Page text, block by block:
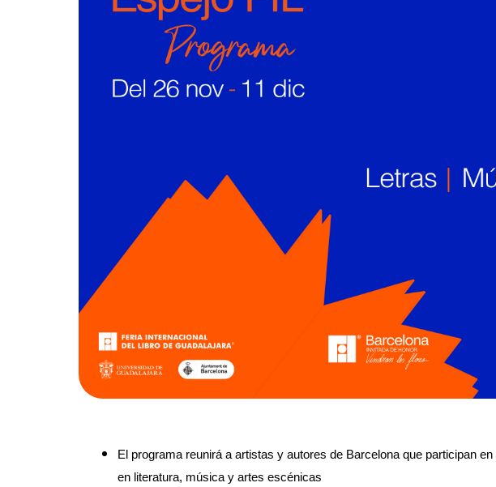
El programa reunirá a artistas y autores de Barcelona que participan en
en literatura, música y artes escénicas